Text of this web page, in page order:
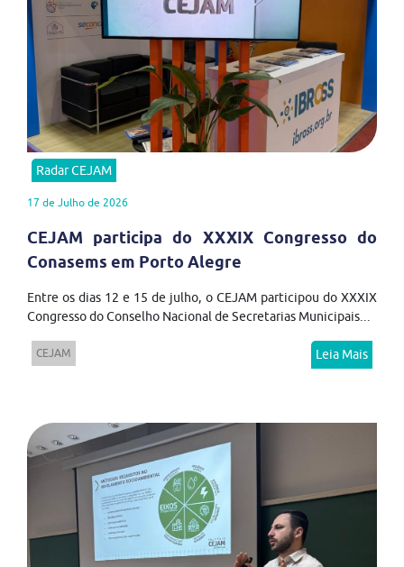
Radar CEJAM
17 de Julho de 2026
CEJAM participa do XXXIX Congresso do
Conasems em Porto Alegre
Entre os dias 12 e 15 de julho, o CEJAM participou do XXXIX
Congresso do Conselho Nacional de Secretarias Municipais...
CEJAM Leia Mais